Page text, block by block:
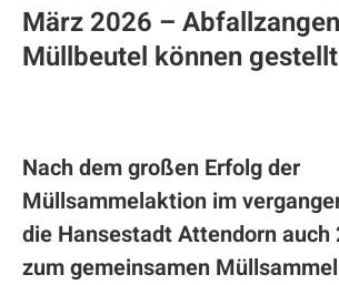
März 2026 –
Müllbeutel können
Nach dem großen Erfolg der
Müllsammelaktion im
die Hansestadt Attendorn auch
zum gemeinsamen